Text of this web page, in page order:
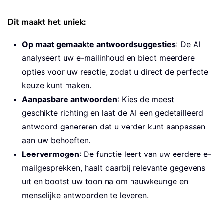
Dit maakt het uniek:
Op maat gemaakte antwoordsuggesties: De AI
analyseert uw e-mailinhoud en biedt meerdere
opties voor uw reactie, zodat u direct de perfecte
keuze kunt maken.
Aanpasbare antwoorden: Kies de meest
geschikte richting en laat de AI een gedetailleerd
antwoord genereren dat u verder kunt aanpassen
aan uw behoeften.
Leervermogen: De functie leert van uw eerdere e-
mailgesprekken, haalt daarbij relevante gegevens
uit en bootst uw toon na om nauwkeurige en
menselijke antwoorden te leveren.